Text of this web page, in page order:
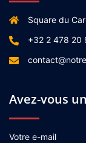
Square du
+32 2 478 20
Avez-vous
Votre e-mail